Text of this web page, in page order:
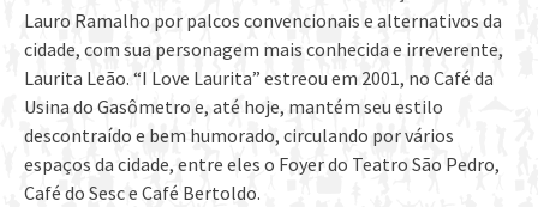
Lauro Ramalho por palcos convencionais e alternativos da
cidade, com sua personagem mais conhecida e irreverente,
Laurita Leão. “I Love Laurita” estreou em 2001, no Café da
Usina do Gasômetro e, até hoje, mantém seu estilo
descontraído e bem humorado, circulando por vários
espaços da cidade, entre eles o Foyer do Teatro São Pedro,
Café do Sesc e Café Bertoldo.